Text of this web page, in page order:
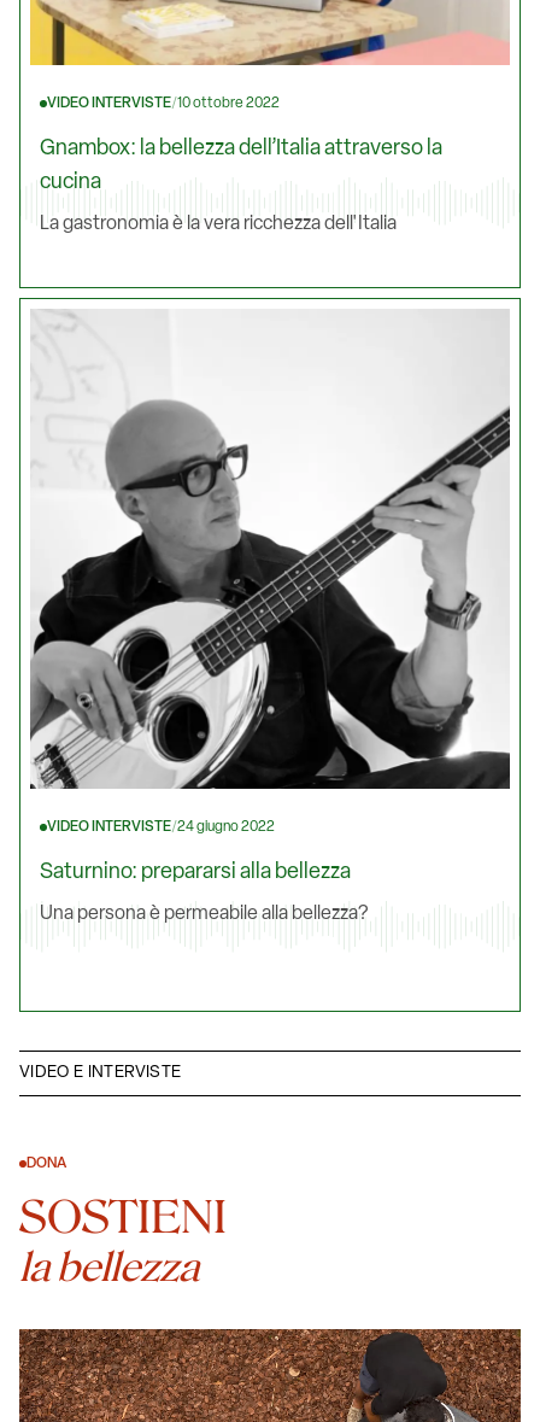
VIDEO E INTERVISTE
VIDEO INTERVISTE/10 ottobre 2022
Gnambox: la bellezza dell’Italia attraverso la
cucina
La gastronomia è la vera ricchezza dell'Italia
VIDEO INTERVISTE/24 giugno 2022
Saturnino: prepararsi alla bellezza
Una persona è permeabile alla bellezza?
DONA
SOSTIENI
la bellezza